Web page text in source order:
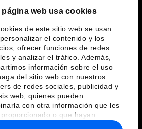
página web usa cookies
de este sitio web se usan
el contenido y los
ofrecer funciones de redes
y analizar el tráfico. Además,
información sobre el uso
del sitio web con nuestros
de redes sociales, publicidad y
web, quienes pueden
con otra información que les
o que hayan
a partir del uso que haya
Foro
idiomas